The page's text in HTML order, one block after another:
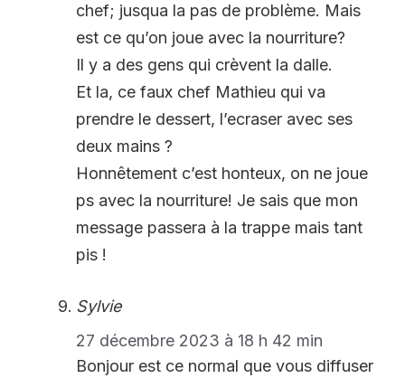
chef; jusqua la pas de problème. Mais
est ce qu’on joue avec la nourriture?
Il y a des gens qui crèvent la dalle.
Et la, ce faux chef Mathieu qui va
prendre le dessert, l’ecraser avec ses
deux mains ?
Honnêtement c’est honteux, on ne joue
ps avec la nourriture! Je sais que mon
message passera à la trappe mais tant
pis !
Sylvie
27 décembre 2023 à 18 h 42 min
Bonjour est ce normal que vous diffuser